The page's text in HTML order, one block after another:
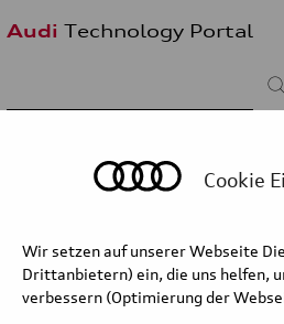
Audi Technology Portal
älteste zuerst
Kategorie/Unterkategorie
Cookie
Wir setzen auf unserer Webseite
Drittanbietern) ein, die uns helfen,
verbessern (Optimierung der